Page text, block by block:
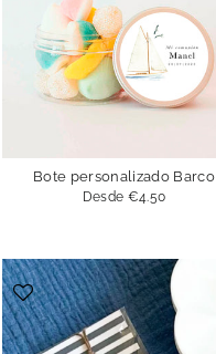
Bote personalizado Barco
Desde €4.50